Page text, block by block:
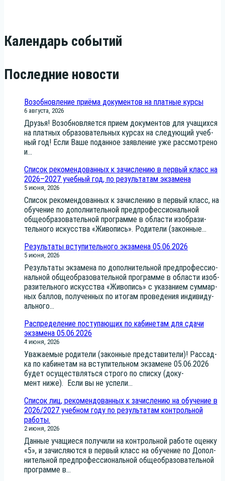
Календарь событий
Последние новости
Возобновление приёма документов на платные курсы
6 августа, 2026
Дру­зья! Воз­об­нов­ля­ет­ся при­ем доку­мен­тов для уча­щих­ся
на плат­ных обра­зо­ва­тель­ных кур­сах на сле­ду­ю­щий учеб­
ный год! Если Ваше подан­ное заяв­ле­ние уже рас­смот­ре­но
и...
Список рекомендованных к зачислению в первый класс на
2026–2027 учебный год, по результатам экзамена
5 июня, 2026
Спи­сок реко­мен­до­ван­ных к зачис­ле­нию в пер­вый класс, на
обу­че­ние по допол­ни­тель­ной пред­про­фес­си­о­наль­ной
обще­об­ра­зо­ва­тель­ной про­грам­ме в обла­сти изоб­ра­зи­
тель­но­го искус­ства «Живо­пись». Роди­те­ли (закон­ные...
Результаты вступительного экзамена 05.06.2026
5 июня, 2026
Резуль­та­ты экза­ме­на по допол­ни­тель­ной пред­про­фес­си­о­
наль­ной обще­об­ра­зо­ва­тель­ной про­грам­ме в обла­сти изоб­
ра­зи­тель­но­го искус­ства «Живо­пись» с ука­за­ни­ем сум­мар­
ных бал­лов, полу­чен­ных по ито­гам про­ве­де­ния инди­ви­ду­
аль­но­го...
Распределение поступающих по кабинетам для сдачи
экзамена 05.06.2026
4 июня, 2026
Ува­жа­е­мые роди­те­ли (закон­ные пред­ста­ви­те­ли)! Рас­сад­
ка по каби­не­там на всту­пи­тель­ном экза­мене 05.06.2026
будет осу­ществ­лять­ся стро­го по спис­ку (доку­
мент ниже). Если вы не успе­ли...
Список лиц, рекомендованных к зачислению на обучение в
2026/2027 учебном году по результатам контрольной
работы.
2 июня, 2026
Дан­ные уча­щи­е­ся полу­чи­ли на кон­троль­ной рабо­те оцен­ку
«5», и зачис­ля­ют­ся в пер­вый класс на обу­че­ние по Допол­
ни­тель­ной пред­про­фес­си­о­наль­ной обще­об­ра­зо­ва­тель­ной
про­грам­ме в...